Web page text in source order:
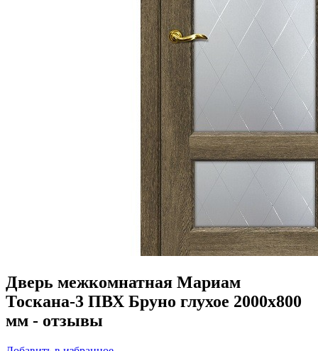
Дверь межкомнатная Мариам
Тоскана-3 ПВХ Бруно глухое 2000х800
мм - отзывы